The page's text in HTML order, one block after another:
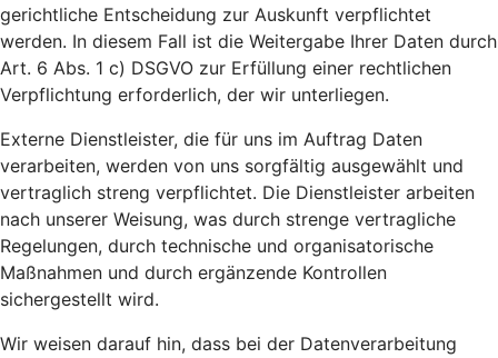
gerichtliche Entscheidung zur Auskunft verpflichtet
werden. In diesem Fall ist die Weitergabe Ihrer Daten durch
Art. 6 Abs. 1 c) DSGVO zur Erfüllung einer rechtlichen
Verpflichtung erforderlich, der wir unterliegen.
Externe Dienstleister, die für uns im Auftrag Daten
verarbeiten, werden von uns sorgfältig ausgewählt und
vertraglich streng verpflichtet. Die Dienstleister arbeiten
nach unserer Weisung, was durch strenge vertragliche
Regelungen, durch technische und organisatorische
Maßnahmen und durch ergänzende Kontrollen
sichergestellt wird.
Wir weisen darauf hin, dass bei der Datenverarbeitung